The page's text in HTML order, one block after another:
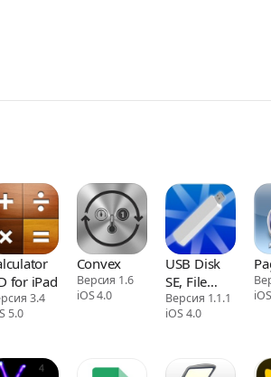
for iPad
3.4
5.0
Convex
Версия 1.6
iOS 4.0
USB Disk
SE, File
Manager
Версия 1.1.1
iOS 4.0